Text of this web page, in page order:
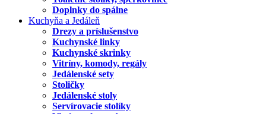
Doplnky do spálne
Kuchyňa a Jedáleň
Drezy a príslušenstvo
Kuchynské linky
Kuchynské skrinky
Vitríny, komody, regály
Jedálenské sety
Stoličky
Jedálenské stoly
Servírovacie stolíky